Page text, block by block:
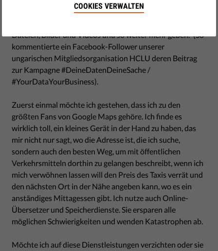
wegnehmen, wird es keine kostenlosen Karten, Online-
Dateien, Bilder und Videos und so weiter mehr geben." (So
kommentierte ein Facebook-Follower unserer
ungarischen Mitgliedsorganisation HCLU deren Beitrag
zur Kampagne #DeineDatenDeineSache /
#YourDataYourBusiness).
Zuerst einmal möchte ich gestehen, dass ich zu den
größten Fans von Google Maps gehöre. Ich finde es
wirklich toll, ein kleines Gerät in der Hand zu haben, das
mir nicht nur sagt, wo die Adresse ist, die ich suche,
sondern auch den besten Weg, um mit öffentlichen
Verkehrsmitteln dorthin zu gelangen beschreibt, wenn ich
mich verwöhnen lassen will den Preis des Taxis verrät und
den nächsten Ort in der Nähe angeben kann, wo es ein
anständiges Mittagessen gibt. Ich nutze auch Online-
Übersetzer und Speicherdienste. Sie ersparen alle
möglichen Schwierigkeiten und wenden Katastrophen ab.
Möchte ich auf diese Dienstleistungen verzichten oder sie
COOKIES VERWALTEN